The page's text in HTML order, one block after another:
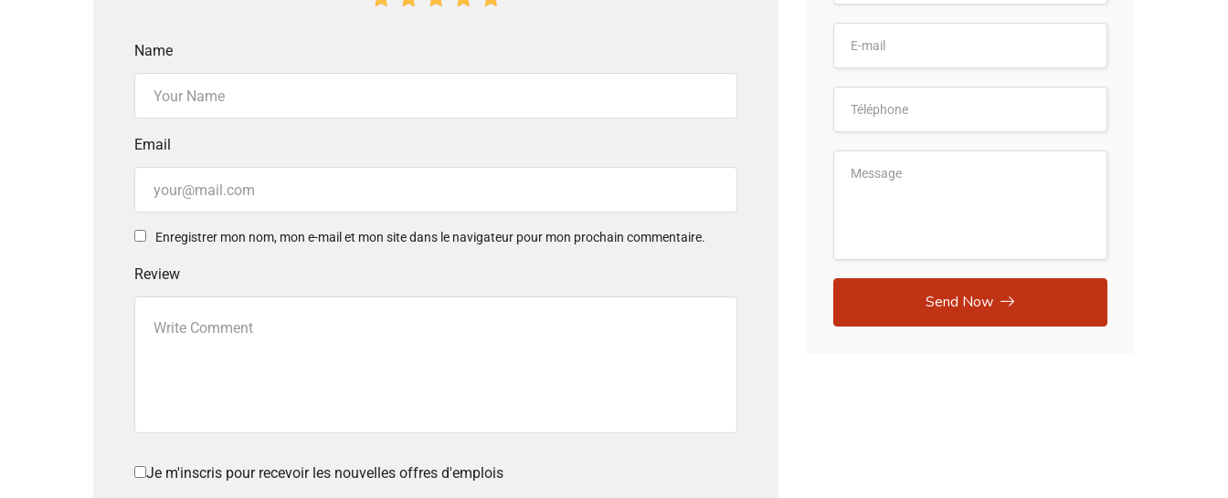
Name
Email
Enregistrer mon nom, mon e-mail et mon site dans le navigateur pour mon prochain commentaire.
Review
Je m'inscris pour recevoir les nouvelles offres d'emplois
Send Now